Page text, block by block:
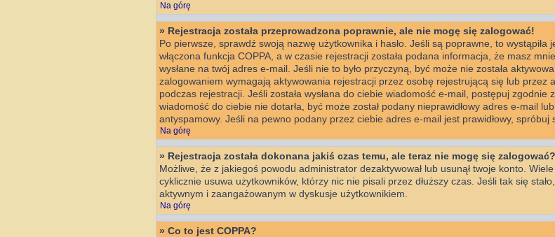
Na górę
» Rejestracja została przeprowadzona poprawnie, ale nie mogę się zalogować!
Po pierwsze, sprawdź swoją nazwę użytkownika i hasło. Jeśli są poprawne, to
włączona funkcja COPPA, a w czasie rejestracji została podana informacja, że masz
wysłane na twój adres e-mail. Jeśli nie to było przyczyną, być może nie została
zalogowaniem wymagają aktywowania rejestracji przez osobę rejestrującą się lub przez
podczas rejestracji. Jeśli została wysłana do ciebie wiadomość e-mail, postępuj
wiadomość do ciebie nie dotarła, być może został podany nieprawidłowy adres e-mail
antyspamowy. Jeśli na pewno podany przez ciebie adres e-mail jest prawidłowy, spróbuj
Na górę
» Rejestracja została dokonana jakiś czas temu, ale teraz nie mogę się
Możliwe, że z jakiegoś powodu administrator dezaktywował lub usunął twoje konto.
cyklicznie usuwa użytkowników, którzy nic nie pisali przez dłuższy czas. Jeśli tak się
aktywnym i zaangażowanym w dyskusje użytkownikiem.
Na górę
» Co to jest COPPA?